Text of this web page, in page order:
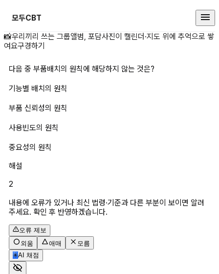
모두CBT
다음 중 부품배치의 원칙에 해당하
📸우리끼리 쓰는 그룹앨범, 포담사진이 캘린더·지도 위에 추억으로 쌓
여요구경하기
다음 중 부품배치의 원칙에 해당하지 않는 것은?
기능별 배치의 원칙
부품 신뢰성의 원칙
사용빈도의 원칙
중요성의 원칙
해설
2
내용에 오류가 있거나 최신 법령·기준과 다른 부분이 보이면 알려
주세요. 확인 후 반영하겠습니다.
오류 제보
외움
애매
모름
✳AI 채점